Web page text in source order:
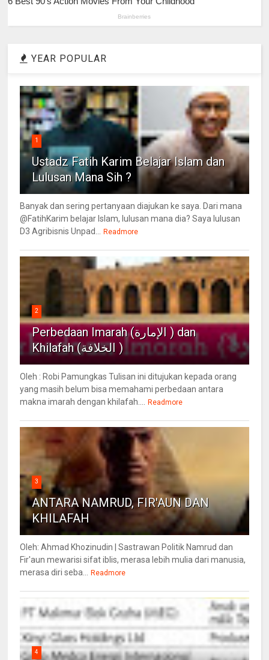
YEAR POPULAR
1
Ustadz Fatih Karim Belajar Islam dan
Lulusan Mana Sih ?
Banyak dan sering pertanyaan diajukan ke saya. Dari mana
@FatihKarim belajar Islam, lulusan mana dia? Saya lulusan
D3 Agribisnis Unpad...
Readmore
2
Perbedaan Imarah (الإمارة ) dan
Khilafah (الخلافة )
Oleh : Robi Pamungkas Tulisan ini ditujukan kepada orang
yang masih belum bisa memahami perbedaan antara
makna imarah dengan khilafah....
Readmore
3
ANTARA NAMRUD, FIR'AUN DAN
KHILAFAH
Oleh: Ahmad Khozinudin | Sastrawan Politik Namrud dan
Fir'aun mewarisi sifat iblis, merasa lebih mulia dari manusia,
merasa diri seba...
Readmore
4